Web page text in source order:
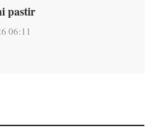
pastir
06:11